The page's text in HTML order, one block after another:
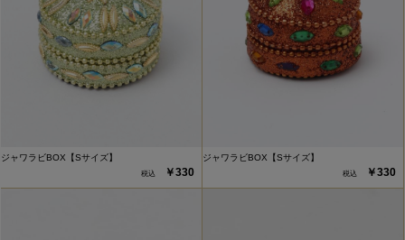
ジャワラビBOX【Sサイズ】
￥330
ジャワラビBOX【Sサイズ】
￥330